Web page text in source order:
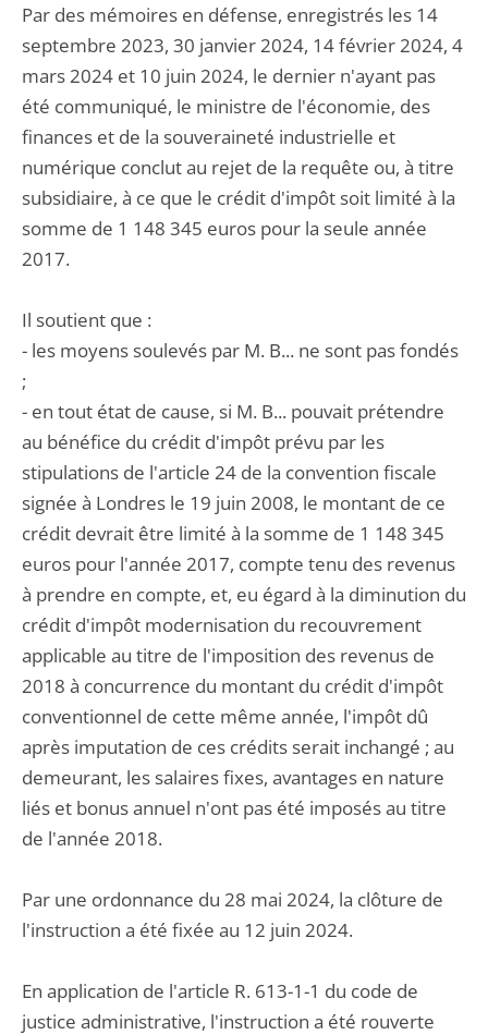
Par des mémoires en défense, enregistrés les 14
septembre 2023, 30 janvier 2024, 14 février 2024, 4
mars 2024 et 10 juin 2024, le dernier n'ayant pas
été communiqué, le ministre de l'économie, des
finances et de la souveraineté industrielle et
numérique conclut au rejet de la requête ou, à titre
subsidiaire, à ce que le crédit d'impôt soit limité à la
somme de 1 148 345 euros pour la seule année
2017.
Il soutient que :
- les moyens soulevés par M. B... ne sont pas fondés
;
- en tout état de cause, si M. B... pouvait prétendre
au bénéfice du crédit d'impôt prévu par les
stipulations de l'article 24 de la convention fiscale
signée à Londres le 19 juin 2008, le montant de ce
crédit devrait être limité à la somme de 1 148 345
euros pour l'année 2017, compte tenu des revenus
à prendre en compte, et, eu égard à la diminution du
crédit d'impôt modernisation du recouvrement
applicable au titre de l'imposition des revenus de
2018 à concurrence du montant du crédit d'impôt
conventionnel de cette même année, l'impôt dû
après imputation de ces crédits serait inchangé ; au
demeurant, les salaires fixes, avantages en nature
liés et bonus annuel n'ont pas été imposés au titre
de l'année 2018.
Par une ordonnance du 28 mai 2024, la clôture de
l'instruction a été fixée au 12 juin 2024.
En application de l'article R. 613-1-1 du code de
justice administrative, l'instruction a été rouverte